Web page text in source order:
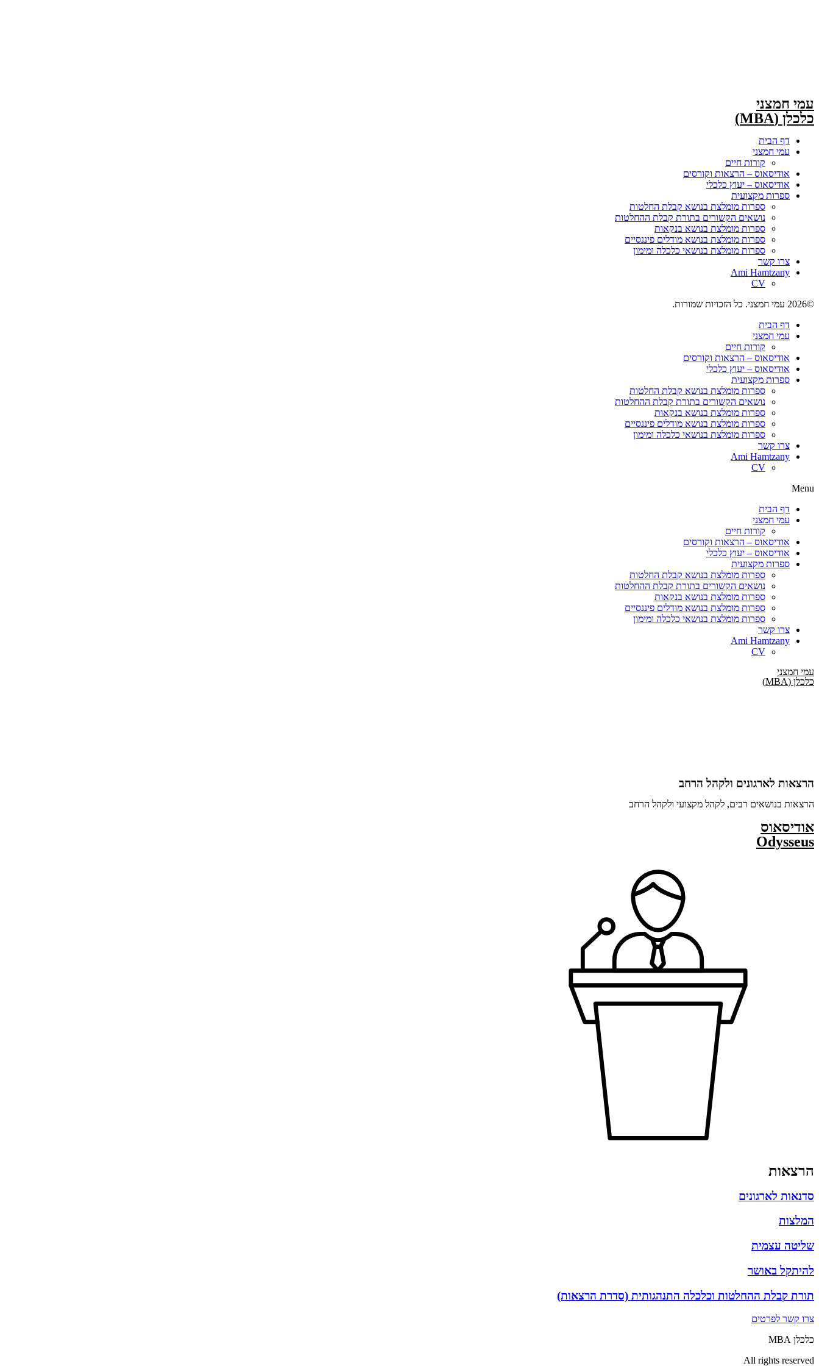
עמי חמצני
כלכלן (MBA)
דף הבית
עמי חמצני
קורות חיים
אודיסאוס – הרצאות וקורסים
אודיסאוס – יעוץ כלכלי
ספרות מקצועית
ספרות מומלצת בנושא קבלת החלטות
נושאים הקשורים בתורת קבלת ההחלטות
ספרות מומלצת בנושא בנקאות
ספרות מומלצת בנושא מודלים פיננסיים
ספרות מומלצת בנושאי כלכלה ומימון
צרו קשר
Ami Hamtzany
CV
©2026 עמי חמצני. כל הזכויות שמורות.
דף הבית
עמי חמצני
קורות חיים
אודיסאוס – הרצאות וקורסים
אודיסאוס – יעוץ כלכלי
ספרות מקצועית
ספרות מומלצת בנושא קבלת החלטות
נושאים הקשורים בתורת קבלת ההחלטות
ספרות מומלצת בנושא בנקאות
ספרות מומלצת בנושא מודלים פיננסיים
ספרות מומלצת בנושאי כלכלה ומימון
צרו קשר
Ami Hamtzany
CV
Menu
דף הבית
עמי חמצני
קורות חיים
אודיסאוס – הרצאות וקורסים
אודיסאוס – יעוץ כלכלי
ספרות מקצועית
ספרות מומלצת בנושא קבלת החלטות
נושאים הקשורים בתורת קבלת ההחלטות
ספרות מומלצת בנושא בנקאות
ספרות מומלצת בנושא מודלים פיננסיים
ספרות מומלצת בנושאי כלכלה ומימון
צרו קשר
Ami Hamtzany
CV
עמי חמצני
כלכלן (MBA)
הרצאות לארגונים ולקהל הרחב
הרצאות בנושאים רבים, לקהל מקצועי ולקהל הרחב
אודיסאוס
Odysseus
הרצאות
סדנאות לארגונים
המלצות
שליטה עצמית
להיתקל באושר
תורת קבלת ההחלטות וכלכלה התנהגותית (סדרת הרצאות)
צרו קשר לפרטים
כלכלן MBA
All rights reserved